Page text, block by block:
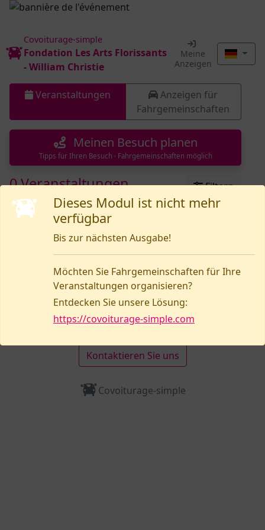
Dieses Modul ist nicht mehr
verfügbar
Bis zur nächsten Ausgabe!
Möchten Sie Fahrgemeinschaften für Ihre
Veranstaltungen organisieren?
Entdecken Sie unsere Lösung:
https://covoiturage-simple.com
Covoiturage-simple
Fondation Les Arts Florissants
- William Christie
Meine
Anzeigen
Veranstaltungen
Anzeigen für
Fahrgemeinschaften
Meinen Besuch planen
Tipps für Ihren Besuch · Fahrgemeinschaften möglich
0 Veranstaltungen
Filtern
Aktive Filter :
Anstehend
Noch nichts vorhanden
Brauchen Sie Hilfe oder möchten Sie ein
Problem melden?
Kontaktieren Sie uns
Covoiturage-simple